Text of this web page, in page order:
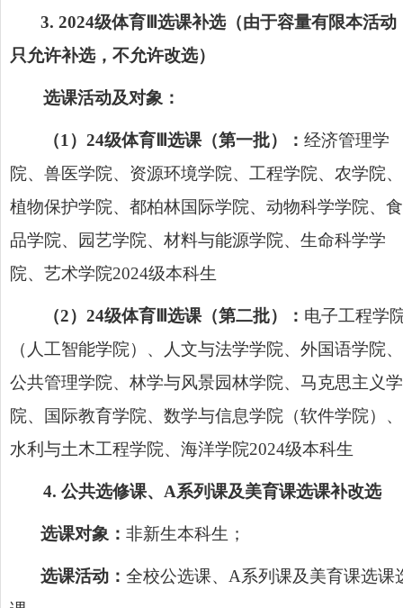
3. 2024级体育Ⅲ选课补选（由于容量有限本活动
只允许补选，不允许改选）
选课活动及对象：
（1）24级体育Ⅲ选课（第一批）： 经济管理学
院、兽医学院、资源环境学院、工程学院、农学院、
植物保护学院、都柏林国际学院、动物科学学院、食
品学院、园艺学院、材料与能源学院、生命科学学
院、艺术学院2024级本科生
（2）24级体育Ⅲ选课（第二批）： 电子工程学
（人工智能学院）、人文与法学学院、外国语学院、
公共管理学院、林学与风景园林学院、马克思主义学
院、国际教育学院、数学与信息学院（软件学院）、
水利与土木工程学院、海洋学院2024级本科生
4. 公共选修课、 A系列课及美育课选课补改选
选课对象： 非新生本科生；
选课活动： 全校公选课、 A系列课及美育课选课